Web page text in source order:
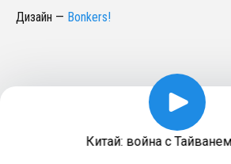
Дизайн — Bonkers!
Китай: война с